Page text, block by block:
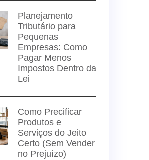
Planejamento
Tributário para
Pequenas
Empresas: Como
Pagar Menos
Impostos Dentro da
Lei
Como Precificar
Produtos e
Serviços do Jeito
Certo (Sem Vender
no Prejuízo)